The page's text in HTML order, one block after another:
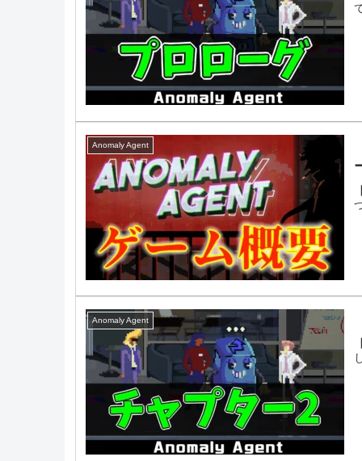
Anomaly Agent
Anomaly Agent